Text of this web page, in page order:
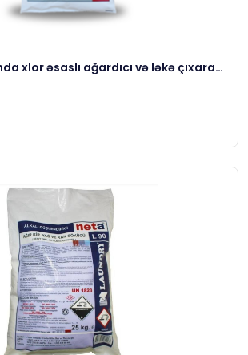
xlor əsaslı ağardıcı və ləkə çıxaran